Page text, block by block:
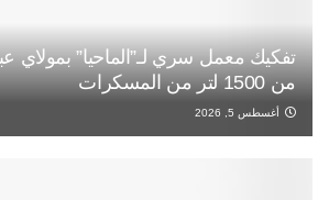
تفكيك معمل سري لـ”الماحيا” بمولاي
من 1500 لتر من المسكرات
أغسطس 5, 2026